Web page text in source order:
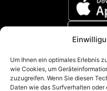
Um Ihnen ein optimales Erlebnis
wie Cookies, um
zuzugreifen. Wenn Sie diesen
Daten wie das Surfverhalten
Zahlungsmethoden